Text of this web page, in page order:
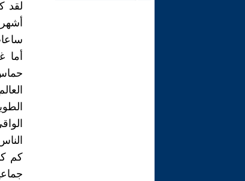
لقد
أما
كم